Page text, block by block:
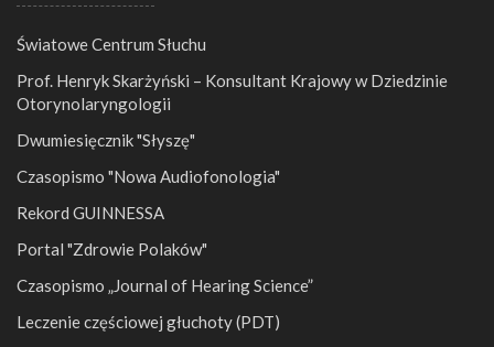
Światowe Centrum Słuchu
Prof. Henryk Skarżyński – Konsultant Krajowy w Dziedzinie
Otorynolaryngologii
Dwumiesięcznik "Słyszę"
Czasopismo "Nowa Audiofonologia"
Rekord GUINNESSA
Portal "Zdrowie Polaków"
Czasopismo „Journal of Hearing Science”
Leczenie częściowej głuchoty (PDT)